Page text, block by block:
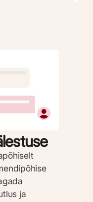
ja